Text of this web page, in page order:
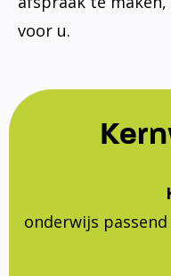
voor u.
onderwijs